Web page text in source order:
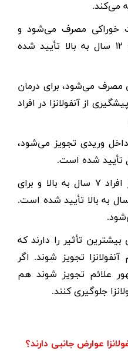
می‌کند.
خوراکی مصرف می‌شود و
۱۲ سال به بالا تأیید شده
مصرف می‌شود، برای درمان
از آنفولانزا در افراد
وریدی تجویز می‌شود،
تأیید شده است.
افراد۷ سال به بالا و برای
به بالا تأیید شده است.
تأثیر را دارند که
تجویز شوند. اگر
علائم تجویز شوند هم
جلوگیری کنند.
عوارض جانبی دارند؟